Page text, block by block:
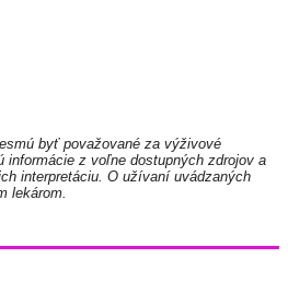
byť považované za výživové
informácie z voľne dostupných zdrojov a
interpretáciu. O užívaní uvádzaných
lekárom.